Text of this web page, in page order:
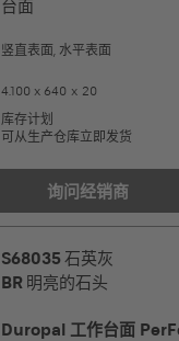
台面
竖直表面, 水平表面
4.100 x 640 x 20
库存计划
可从生产仓库立即发货
询问经销商
S68035 石英灰
BR 明亮的石头
Duropal 工作台面